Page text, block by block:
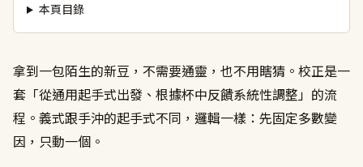
本頁目錄
拿到一包陌生的新豆，不需要通靈，也不用瞎猜。校正是一
套「從通用起手式出發、根據杯中反饋系統性調整」的流
程。義式跟手沖的起手式不同，邏輯一樣：先固定多數變
因，只動一個。